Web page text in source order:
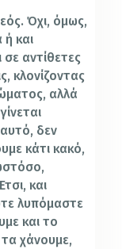
Όχι, όμως,
ή και
αντίθετες
κλονίζοντας
αλλά
αυτό, δεν
κάτι κακό,
και
λυπόμαστε
και το
χάνουμε,